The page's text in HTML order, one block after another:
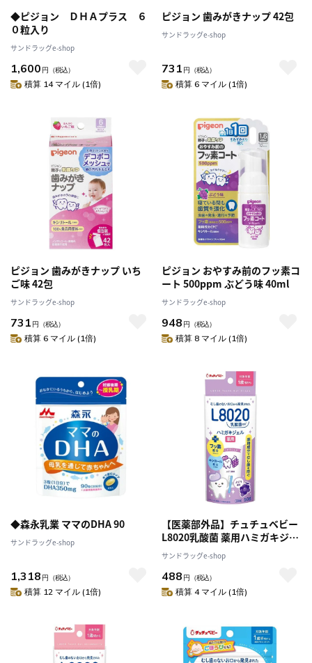
◆ピジョン ＤＨＡプラス ６
０粒入り
サンドラッグe-shop
1,600 円 （税込）
積算 14 マイル (1倍)
ピジョン 歯みがきナップ 42包
サンドラッグe-shop
731 円 （税込）
積算 6 マイル (1倍)
ピジョン 歯みがきナップ いち
ご味 42包
サンドラッグe-shop
731 円 （税込）
積算 6 マイル (1倍)
ピジョン おやすみ前のフッ素コ
ート 500ppm ぶどう味 40ml
サンドラッグe-shop
948 円 （税込）
積算 8 マイル (1倍)
◆森永乳業 ママのDHA 90
サンドラッグe-shop
1,318 円 （税込）
積算 12 マイル (1倍)
【医薬部外品】チュチュベビー
L8020乳酸菌 薬用ハミガキジェ
ル ぶどう 50g
サンドラッグe-shop
488 円 （税込）
積算 4 マイル (1倍)